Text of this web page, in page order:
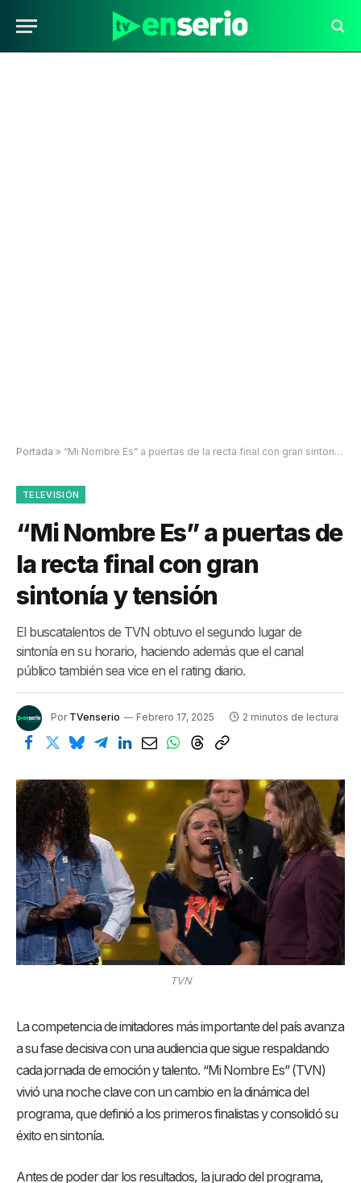
Portada » “Mi Nombre Es” a puertas de la recta final con gran sintonía y tensión
TELEVISIÓN
“Mi Nombre Es” a puertas de
la recta final con gran
sintonía y tensión
El buscatalentos de TVN obtuvo el segundo lugar de
sintonía en su horario, haciendo además que el canal
público también sea vice en el rating diario.
Por TVenserio Febrero 17, 2025 2 minutos de lectura
TVN
La competencia de imitadores más importante del país avanza
a su fase decisiva con una audiencia que sigue respaldando
cada jornada de emoción y talento. “Mi Nombre Es” (TVN)
vivió una noche clave con un cambio en la dinámica del
programa, que definió a los primeros finalistas y consolidó su
éxito en sintonía.
Antes de poder dar los resultados, la jurado del programa,